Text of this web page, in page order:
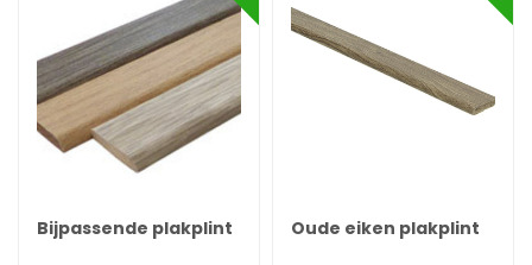
Bijpassende plakplint Oude eiken plakplint